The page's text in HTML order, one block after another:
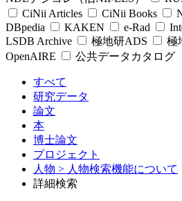
CiNii Articles
CiNii Books
DBpedia
KAKEN e-Rad
LSDB Archive
極地研ADS
極
OpenAIRE
公共データカタログ
すべて
研究データ
論文
本
博士論文
プロジェクト
人物 > 人物検索機能について
詳細検索